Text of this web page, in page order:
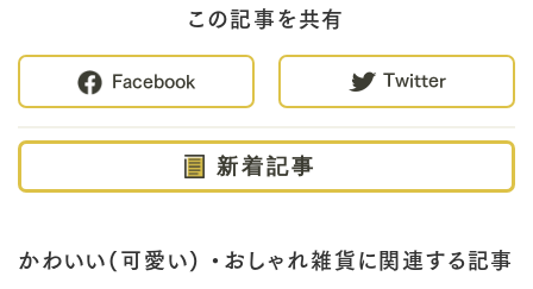
この記事を共有
Facebook Twitter
新着記事
かわいい(可愛い) ・おしゃれ雑貨に関連する記事